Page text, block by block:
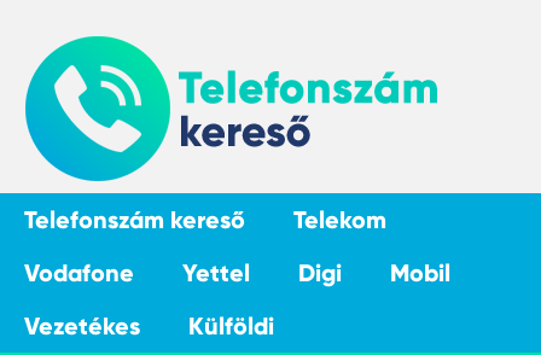
Telefonszám kereső
Telekom
Vodafone
Yettel Digi
Mobil
Vezetékes
Külföldi